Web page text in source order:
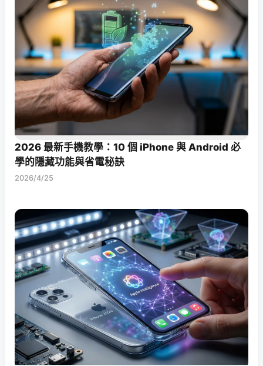
2026 最新手機教學：10 個 iPhone 與 Android 必
學的隱藏功能與省電秘訣
2026/4/25